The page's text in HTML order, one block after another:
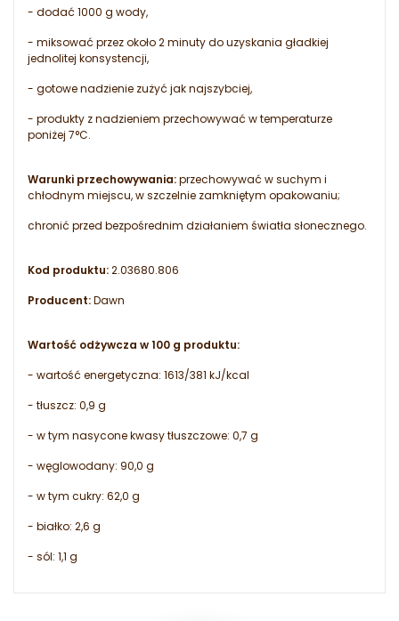
- dodać 1000 g wody,
- miksować przez około 2 minuty do uzyskania gładkiej
jednolitej konsystencji,
- gotowe nadzienie zużyć jak najszybciej,
- produkty z nadzieniem przechowywać w temperaturze
poniżej 7°C.
Warunki przechowywania:przechowywać w suchym i
chłodnym miejscu, w szczelnie zamkniętym opakowaniu;
chronić przed bezpośrednim działaniem światła słonecznego.
Kod produktu:2.03680.806
Producent:Dawn
Wartość odżywcza w 100 g produktu:
- wartość energetyczna: 1613/381 kJ/kcal
- tłuszcz: 0,9 g
- w tym nasycone kwasy tłuszczowe: 0,7 g
- węglowodany: 90,0 g
- w tym cukry: 62,0 g
- białko: 2,6 g
- sól: 1,1 g